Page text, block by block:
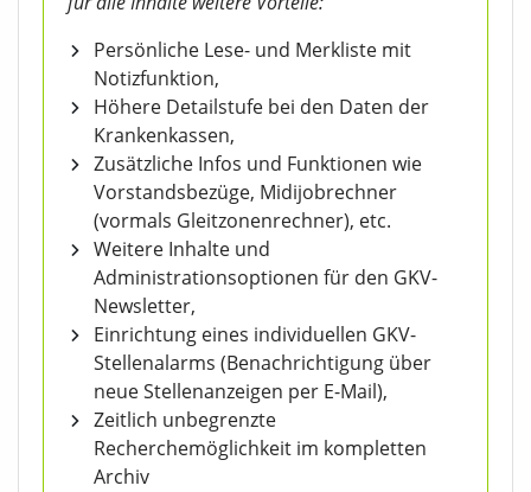
Persönliche Lese- und Merkliste mit
Notizfunktion,
Höhere Detailstufe bei den Daten der
Krankenkassen,
Zusätzliche Infos und Funktionen wie
Vorstandsbezüge, Midijobrechner
(vormals Gleitzonenrechner), etc.
Weitere Inhalte und
Administrationsoptionen für den GKV-
Newsletter,
Einrichtung eines individuellen GKV-
Stellenalarms (Benachrichtigung über
neue Stellenanzeigen per E-Mail),
Zeitlich unbegrenzte
Recherchemöglichkeit im kompletten
Archiv